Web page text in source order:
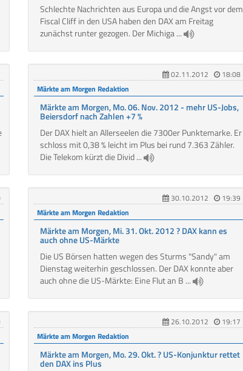
Schlechte Nachrichten aus Europa und die Angst vor dem
Fiscal Cliff in den USA haben den DAX am Freitag
zunächst runter gezogen. Der Michiga ...
02.11.2012
18:08
Märkte am Morgen Redaktion
Märkte am Morgen, Mo. 06. Nov. 2012 - mehr US-Jobs,
Beiersdorf nach Zahlen +7 %
Der DAX hielt an Allerseelen die 7300er Punktemarke. Er
schloss mit 0,38 % leicht im Plus bei rund 7.363 Zähler.
Die Telekom kürzt die Divid ...
30.10.2012
19:39
Märkte am Morgen Redaktion
Märkte am Morgen, Mi. 31. Okt. 2012 ? DAX kann es
auch ohne US-Märkte
Die US Börsen hatten wegen des Sturms "Sandy" am
Dienstag weiterhin geschlossen. Der DAX konnte aber
auch ohne die US-Märkte: Eine Flut an B ...
26.10.2012
19:17
Märkte am Morgen Redaktion
Märkte am Morgen, Mo. 29. Okt. ? US-Konjunktur rettet
den DAX ins Plus